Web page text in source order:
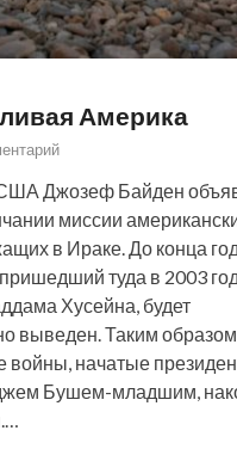
Америка
Джозеф Байден
миссии
в Ираке. До конца
пришедший туда в 2003
Хусейна, будет
выведен. Таким
войны, начатые
Бушем-младшим,